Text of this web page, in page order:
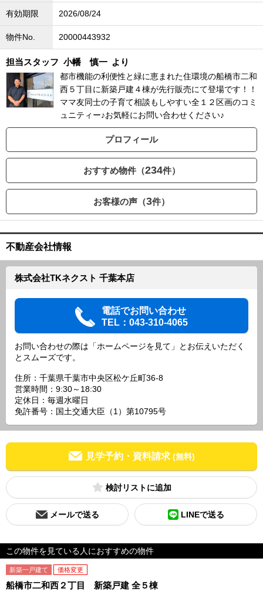
有効期限 2026/08/24
物件No. 20000443932
担当スタッフ 小幡 慎一 より
都市機能の利便性と緑に恵まれた住環境の船橋市二和
西５丁目に新築戸建４棟が先行販売にて登場です！！
ママ友同士の子育て相談もしやすい全１２区画のコミ
ュニティー♪お気軽にお問い合わせください♪
プロフィール
おすすめ物件（234件）
お客様の声（3件）
不動産会社情報
株式会社TKネクスト 千葉本店
電話でお問い合わせ
TEL：043-310-4065
お問い合わせの際は「ホームページを見て」とお伝えいただく
とスムーズです。
住所：千葉県千葉市中央区松ケ丘町36-8
営業時間：9:30～18:30
定休日：毎週水曜日
免許番号：国土交通大臣（1）第10795号
見学予約・資料請求 (無料)
検討リスト
メールで送る LINEで送る
この物件を見ている人におすすめの物件
新築一戸建て 価格変更
船橋市二和西２丁目 新築戸建 全５棟